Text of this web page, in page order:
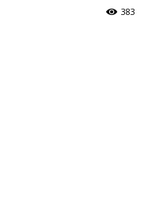
383